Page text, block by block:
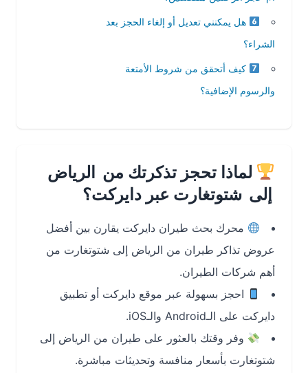
هل يمكنني تعديل أو إلغاء الحجز بعد
الشراء؟
كيف أتحقق من شروط الأمتعة
والرسوم الإضافية؟
لماذا تحجز تذكرتك من الرياض
إلى شتوتغارت عبر دايركت؟
محرك بحث طيران دايركت يقارن بين أفضل
عروض تذاكر طيران من الرياض إلى شتوتغارت من
أهم شركات الطيران.
احجز بسهولة عبر موقع دايركت أو تطبيق
دايركت على الـAndroid والـiOS.
وفر وقتك بالعثور على طيران من الرياض إلى
شتوتغارت بأسعار منافسة وتحديثات مباشرة.